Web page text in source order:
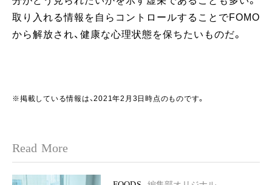
取り入れる情報を自らコントロールすることでFOMO
から解放され、健康な心理状態を保ちたいものだ。
※掲載している情報は、2021年2月3日時点のものです。
Read More